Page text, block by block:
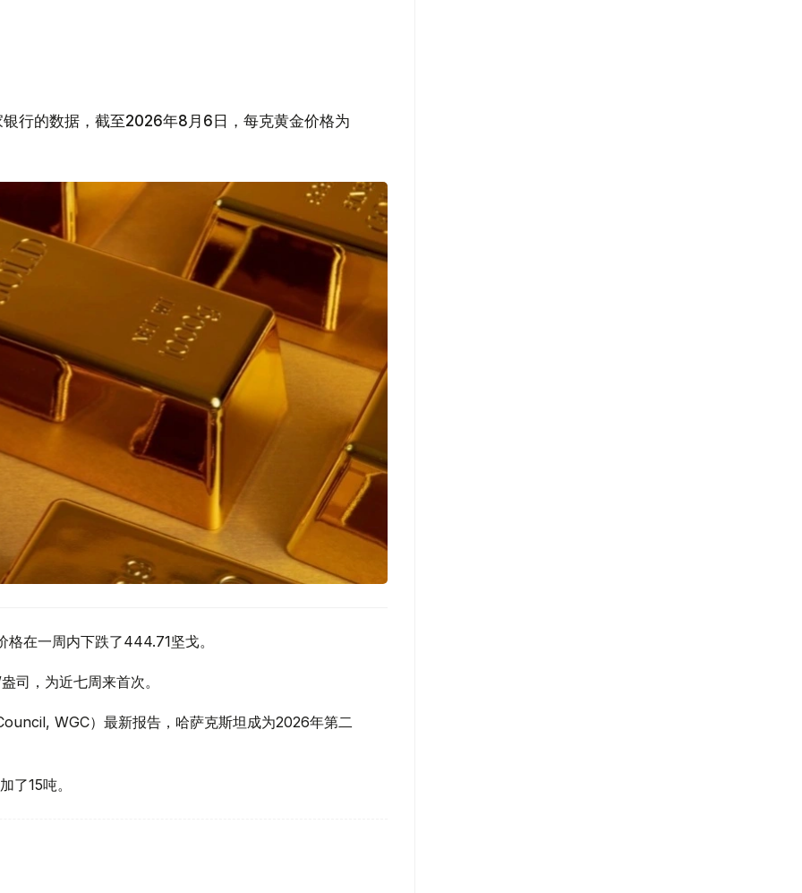
银行的数据，截至2026年8月6日，每克黄金价格为
在一周内下跌了444.71坚戈。
司，为近七周来首次。
WGC）最新报告，哈萨克斯坦成为2026年第二
了15吨。